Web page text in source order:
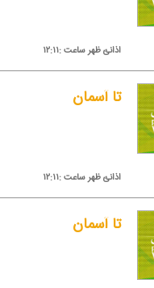
اذانئ ظهر ساعت :۱۲:۱۱
تا آسمان
اذانئ ظهر ساعت :۱۲:۱۱
تا آسمان